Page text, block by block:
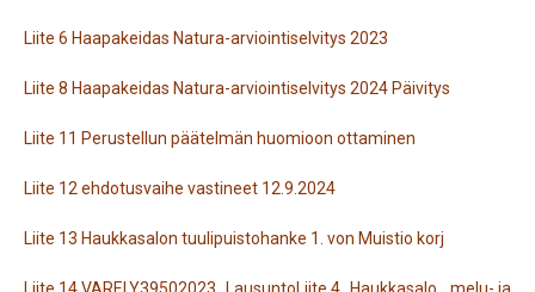
Liite 6 Haapakeidas Natura-arviointiselvitys 2023
Liite 8 Haapakeidas Natura-arviointiselvitys 2024 Päivitys
Liite 11 Perustellun päätelmän huomioon ottaminen
Liite 12 ehdotusvaihe vastineet 12.9.2024
Liite 13 Haukkasalon tuulipuistohanke 1. von Muistio korj